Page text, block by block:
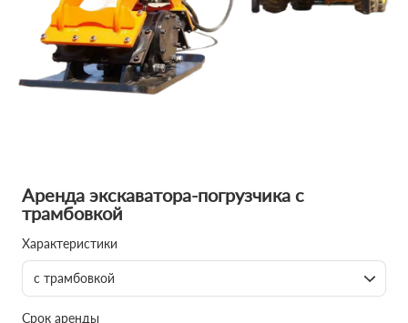
Аренда экскаватора-погрузчика с
трамбовкой
Характеристики
с трамбовкой
Срок аренды